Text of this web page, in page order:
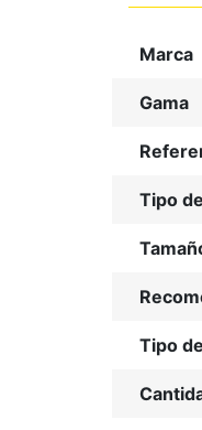
Marca
Gama
Tipo
Tipo